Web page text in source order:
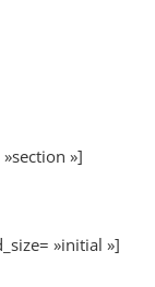
»]
»initial »]